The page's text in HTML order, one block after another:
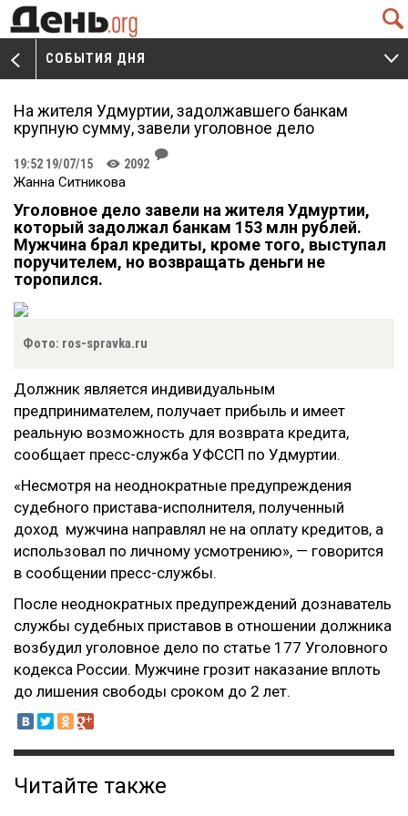
Q
V
СОБЫТИЯ ДНЯ
W
На жителя Удмуртии, задолжавшего банкам
крупную сумму, завели уголовное дело
19:52 19/07/15 K 2092
J
Жанна Ситникова
Уголовное дело завели на жителя Удмуртии,
который задолжал банкам 153 млн рублей.
Мужчина брал кредиты, кроме того, выступал
поручителем, но возвращать деньги не
торопился.
Фото: ros-spravka.ru
Должник является индивидуальным
предпринимателем, получает прибыль и имеет
реальную возможность для возврата кредита,
сообщает пресс-служба УФССП по Удмуртии.
«Несмотря на неоднократные предупреждения
судебного пристава-исполнителя, полученный
доход мужчина направлял не на оплату кредитов, а
использовал по личному усмотрению», — говорится
в сообщении пресс-службы.
После неоднократных предупреждений дознаватель
службы судебных приставов в отношении должника
возбудил уголовное дело по статье 177 Уголовного
кодекса России. Мужчине грозит наказание вплоть
до лишения свободы сроком до 2 лет.
Читайте также